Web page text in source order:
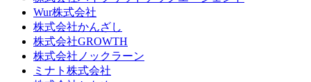
Wur株式会社
株式会社かんざし
株式会社GROWTH
株式会社ノックラーン
ミナト株式会社